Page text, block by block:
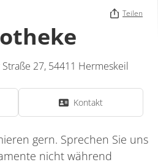
Teilen
27, 54411 Hermeskeil
Kontakt
gern. Sprechen Sie uns
nicht während